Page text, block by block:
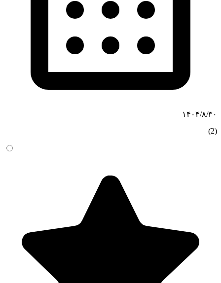
۱۴۰۴/۸/۳۰
(2)